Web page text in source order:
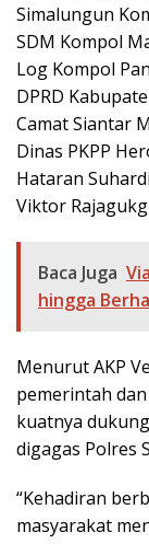
Simalungun
SDM Kompol
Log Kompol
DPRD
Camat Siantar
Dinas PKPP
Hataran
Viktor
Baca Juga
hingga
Menurut AKP
pemerintah
kuatnya
digagas Polres
“Kehadiran
masyarakat